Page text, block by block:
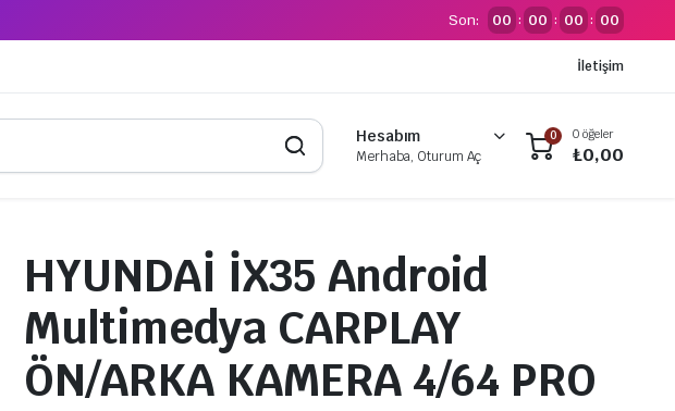
Son: 00 : 00 : 00 : 00
İletişim
Hesabım
Merhaba, Oturum Aç
0 0 öğeler
₺0,00
HYUNDAİ İX35 Android
Multimedya CARPLAY
ÖN/ARKA KAMERA 4/64 PRO